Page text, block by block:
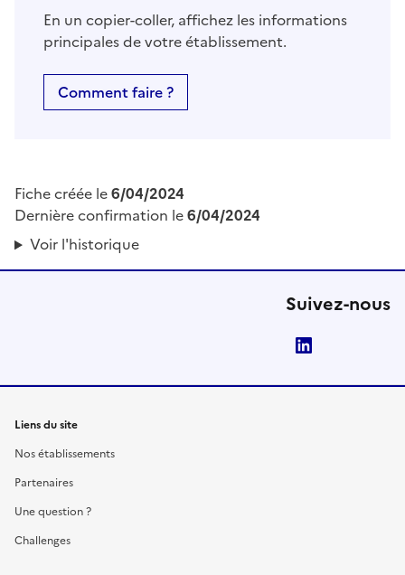
En un copier-coller, affichez les informations
principales de votre établissement.
Comment faire ?
Fiche créée le6/04/2024
Dernière confirmation le6/04/2024
Voir l'historique
Suivez-nous
Liens du site
Nos établissements
Partenaires
Une question ?
Challenges